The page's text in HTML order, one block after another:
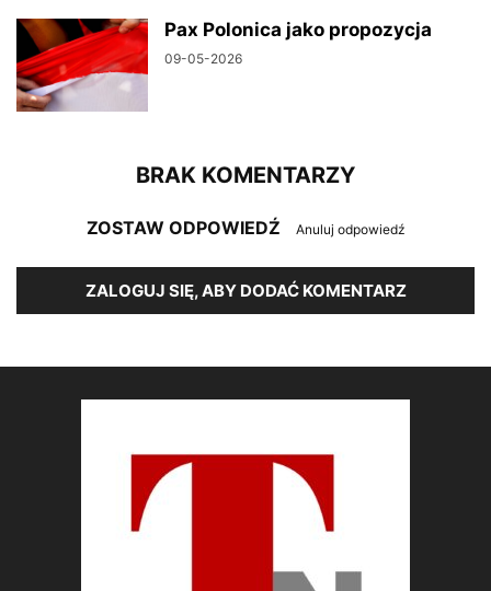
Pax Polonica jako propozycja
09-05-2026
BRAK KOMENTARZY
ZOSTAW ODPOWIEDŹ Anuluj odpowiedź
ZALOGUJ SIĘ, ABY DODAĆ KOMENTARZ